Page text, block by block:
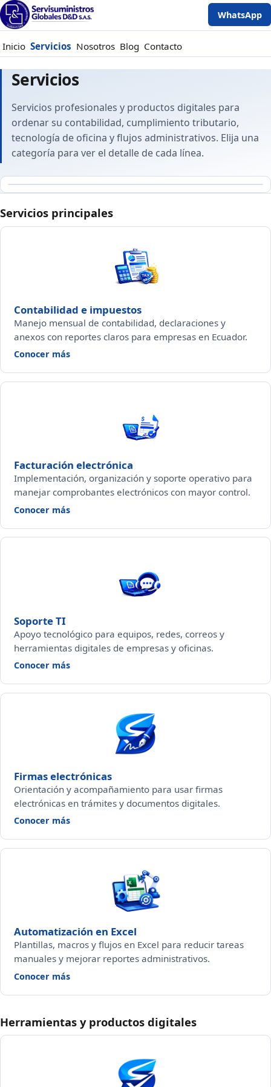
Inicio Servicios Nosotros Blog Contacto
WhatsApp
Servicios
Servicios profesionales y productos digitales para
ordenar su contabilidad, cumplimiento tributario,
tecnología de oficina y flujos administrativos. Elija una
categoría para ver el detalle de cada línea.
Servicios principales
Contabilidad e impuestos
Manejo mensual de contabilidad, declaraciones y
anexos con reportes claros para empresas en Ecuador.
Conocer más— Contabilidad e impuestos
Facturación electrónica
Implementación, organización y soporte operativo para
manejar comprobantes electrónicos con mayor control.
Conocer más— Facturación electrónica
Soporte TI
Apoyo tecnológico para equipos, redes, correos y
herramientas digitales de empresas y oficinas.
Conocer más— Soporte TI
Firmas electrónicas
Orientación y acompañamiento para usar firmas
electrónicas en trámites y documentos digitales.
Conocer más— Firmas electrónicas
Automatización en Excel
Plantillas, macros y flujos en Excel para reducir tareas
manuales y mejorar reportes administrativos.
Conocer más— Automatización en Excel
Herramientas y productos digitales